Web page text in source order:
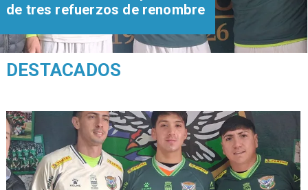
de tres refuerzos de renombre
DESTACADOS